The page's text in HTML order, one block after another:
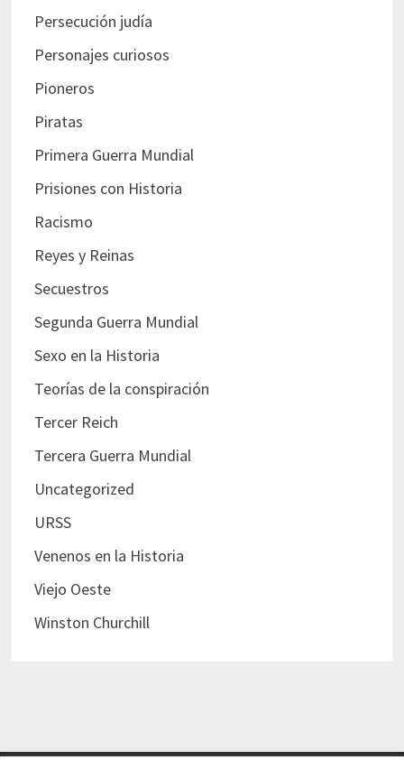
Persecución judía
Personajes curiosos
Pioneros
Piratas
Primera Guerra Mundial
Prisiones con Historia
Racismo
Reyes y Reinas
Secuestros
Segunda Guerra Mundial
Sexo en la Historia
Teorías de la conspiración
Tercer Reich
Tercera Guerra Mundial
Uncategorized
URSS
Venenos en la Historia
Viejo Oeste
Winston Churchill